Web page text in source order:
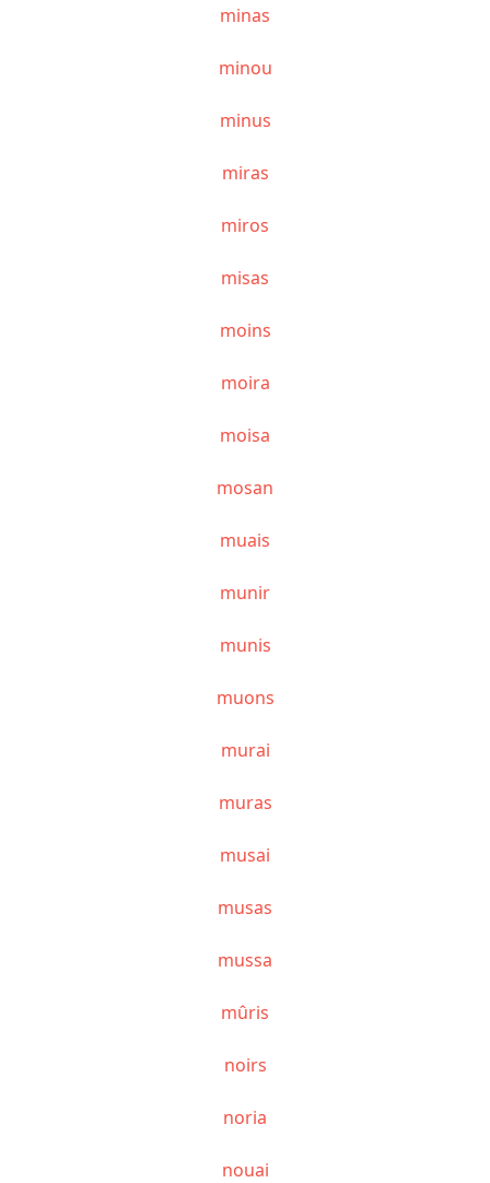
minas
minou
minus
miras
miros
misas
moins
moira
moisa
mosan
muais
munir
munis
muons
murai
muras
musai
musas
mussa
mûris
noirs
noria
nouai